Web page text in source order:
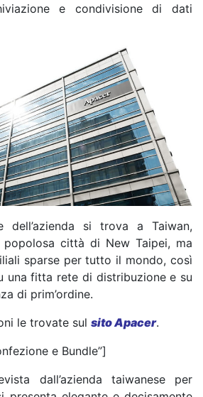
e condivisione di dati
dell’azienda si trova a Taiwan,
popolosa città di New Taipei, ma
sparse per tutto il mondo, così
una fitta rete di distribuzione e su
di prim’ordine.
le trovate sul sito Apacer.
e Bundle”]
dall’azienda taiwanese per